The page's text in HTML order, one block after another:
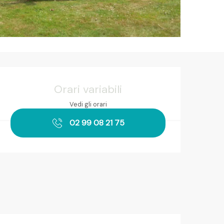
Orari variabili
Vedi gli orari
02 99 08 21 75